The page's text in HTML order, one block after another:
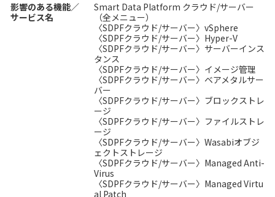
影響のある機能／
サービス名
Smart Data Platform クラウド/サーバー
（全メニュー）
〈SDPFクラウド/サーバー〉vSphere
〈SDPFクラウド/サーバー〉Hyper-V
〈SDPFクラウド/サーバー〉サーバーインス
タンス
〈SDPFクラウド/サーバー〉イメージ管理
〈SDPFクラウド/サーバー〉ベアメタルサー
バー
〈SDPFクラウド/サーバー〉ブロックストレ
ージ
〈SDPFクラウド/サーバー〉ファイルストレ
ージ
〈SDPFクラウド/サーバー〉Wasabiオブジ
ェクトストレージ
〈SDPFクラウド/サーバー〉Managed Anti-
Virus
〈SDPFクラウド/サーバー〉Managed Virtu
al Patch